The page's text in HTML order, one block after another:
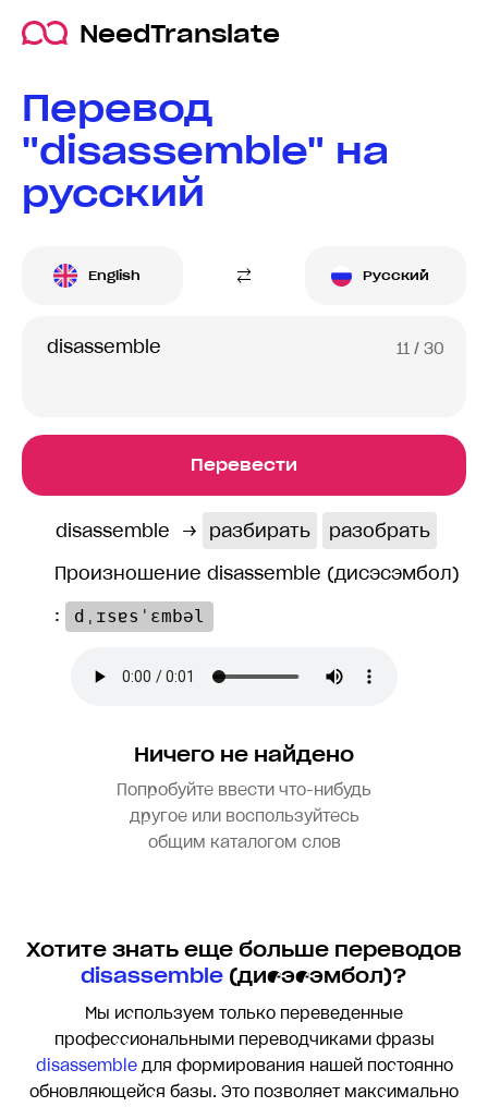
NeedTranslate
Перевод
"disassemble" на
русский
English Русский
11 / 30
Перевести
disassemble → разбирать
разобрать
Произношение disassemble (дисэсэмбол)
:
dˌɪsɐsˈɛmbəl
Ничего не найдено
Попробуйте ввести что-нибудь
другое или воспользуйтесь
общим каталогом слов
Хотите знать еще больше переводов
disassemble (дисэсэмбол)?
Мы используем только переведенные
профессиональными переводчиками фразы
disassembleдля формирования нашей постоянно
обновляющейся базы. Это позволяет максимально